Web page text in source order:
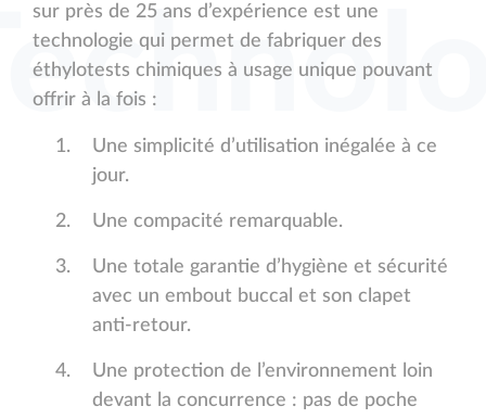
sur près de 25 ans d’expérience est une
technologie qui permet de fabriquer des
éthylotests chimiques à usage unique pouvant
offrir à la fois :
Une simplicité d’utilisation inégalée à ce
jour.
Une compacité remarquable.
Une totale garantie d’hygiène et sécurité
avec un embout buccal et son clapet
anti-retour.
Une protection de l’environnement loin
devant la concurrence : pas de poche